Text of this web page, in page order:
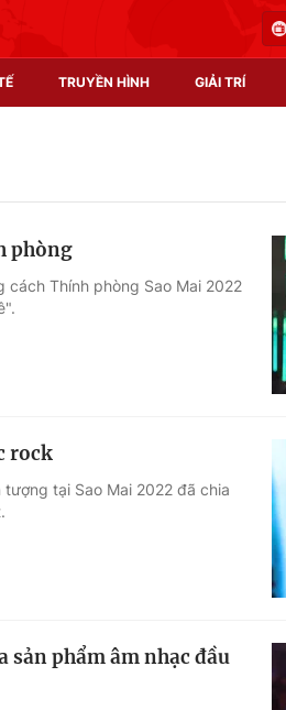
TRUYỀN HÌNH GIẢI TRÍ
Tuyển sinh
phòng
Thính phòng Sao Mai 2022
rock
tại Sao Mai 2022 đã chia
sản phẩm âm nhạc đầu